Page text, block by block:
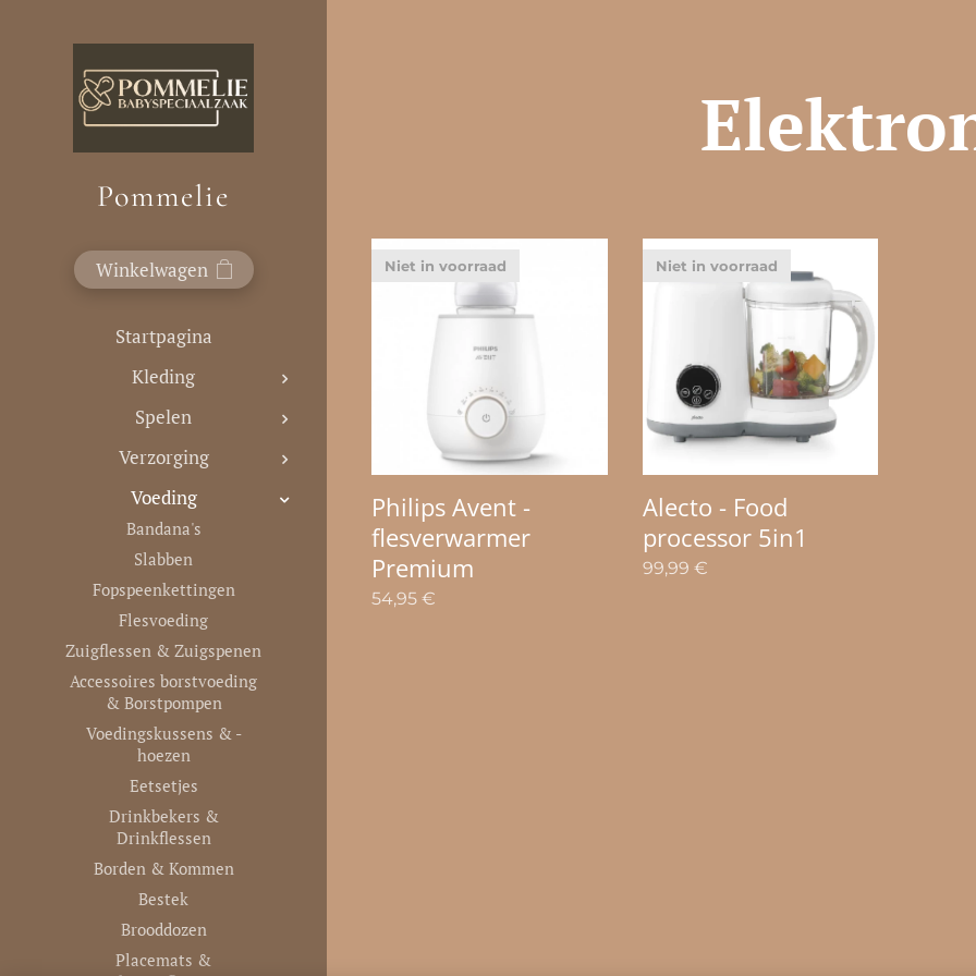
Pommelie
Winkelwagen
Startpagina
Kleding
Spelen
Verzorging
Voeding
Bandana's
Slabben
Fopspeenkettingen
Flesvoeding
Zuigflessen & Zuigspenen
Accessoires borstvoeding
& Borstpompen
Voedingskussens & -
hoezen
Eetsetjes
Drinkbekers &
Drinkflessen
Borden & Kommen
Bestek
Brooddozen
Placemats &
Philips Avent -
flesverwarmer
Premium
Niet in voorraad
54,95 €
Alecto - Food
processor 5in1
Niet in voorraad
99,99 €